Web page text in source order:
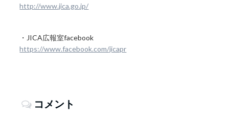
http://www.jica.go.jp/
・JICA広報室facebook
https://www.facebook.com/jicapr
コメント